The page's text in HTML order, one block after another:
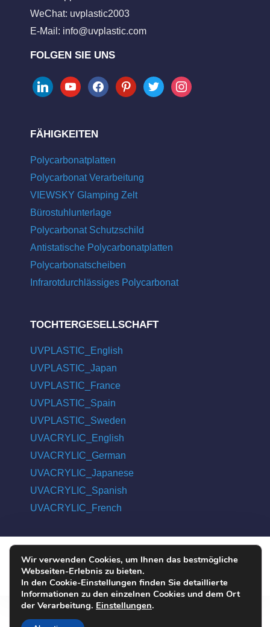
WeChat: uvplastic2003
E-Mail: info@uvplastic.com
FOLGEN SIE UNS
linkedinyoutubefacebookpinteresttwitter instagram
FÄHIGKEITEN
Polycarbonatplatten
Polycarbonat Verarbeitung
VIEWSKY Glamping Zelt
Bürostuhlunterlage
Polycarbonat Schutzschild
Antistatische Polycarbonatplatten
Polycarbonatscheiben
Infrarotdurchlässiges Polycarbonat
TOCHTERGESELLSCHAFT
UVPLASTIC_English
UVPLASTIC_Japan
UVPLASTIC_France
UVPLASTIC_Spain
UVPLASTIC_Sweden
UVACRYLIC_English
UVACRYLIC_German
UVACRYLIC_Japanese
UVACRYLIC_Spanish
UVACRYLIC_French
COPYRIGHT © 2004 - 2026 UVPLASTIC MATERIAL TECHNOLOGY
CO., LTD. ALL RIGHTS RESERVED
Wir verwenden Cookies, um Ihnen das bestmögliche
Webseiten-Erlebnis zu bieten.
In den Cookie-Einstellungen finden Sie detaillierte
Informationen zu den einzelnen Cookies und dem Ort
der Verarbeitung. Einstellungen.